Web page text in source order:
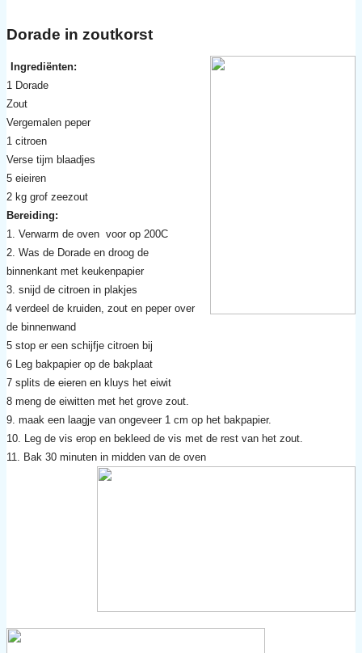
Dorade in zoutkorst
Ingrediënten:
1 Dorade
Zout
Vergemalen peper
1 citroen
Verse tijm blaadjes
5 eieiren
2 kg grof zeezout
Bereiding:
1. Verwarm de oven voor op 200C
2. Was de Dorade en droog de
binnenkant met keukenpapier
3. snijd de citroen in plakjes
4 verdeel de kruiden, zout en peper over
de binnenwand
5 stop er een schijfje citroen bij
6 Leg bakpapier op de bakplaat
7 splits de eieren en kluys het eiwit
8 meng de eiwitten met het grove zout.
9. maak een laagje van ongeveer 1 cm op het bakpapier.
10. Leg de vis erop en bekleed de vis met de rest van het zout.
11. Bak 30 minuten in midden van de oven